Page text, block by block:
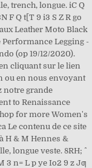
trench, longue. iC Q
F Q t[T 9 i3 S Z R go
Performance Legging -
(op 19/12/2020).
cliquant sur le lien
ou en nous envoyant
notre grande
to Renaissance
for more Women's
Le contenu de ce site
H & M Hennes &
longue veste. 8RH; ^
3 n= L p ye Io2 9 z Jƣ